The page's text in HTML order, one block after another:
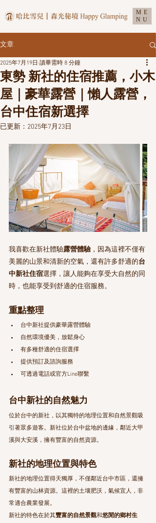
ME
NU
文章
東勢 新社的住宿推薦，小木
屋｜豪華露營｜懶人露營，
台中住宿新選擇
2025年7月19日 讀畢需時 8 分鐘
已更新： 2025年7月23日
我喜歡在新社體驗露營體驗 ，因為這裡不僅有
美麗的山景和清新的空氣，還有許多舒適的台
中新社住宿選擇，讓人能夠在享受大自然的同
時，也能享受到舒適的住宿服務。
重點整理
台中新社提供豪華露營體驗
自然環境優美，放鬆身心
有多種舒適的住宿選擇
提供預訂及諮詢服務
可透過電話或官方Line聯繫
台中新社的自然魅力
位於台中的新社，以其獨特的地理位置和自然景觀吸
引著眾多遊客。新社位於台中盆地的邊緣，鄰近大甲
溪與大安溪，擁有豐富的自然資源。
新社的地理位置與特色
新社的地理位置得天獨厚，不僅鄰近台中市區，還擁
有豐富的山林資源。這裡的土壤肥沃，氣候宜人，非
常適合農業發展。
新社的特色在於其豐富的自然景觀和悠閒的鄉村生